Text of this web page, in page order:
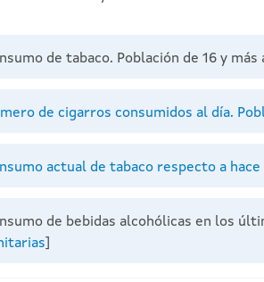
de tabaco. Población de 16 y más
de cigarros consumidos al día.
actual de tabaco respecto a
de bebidas alcohólicas en los